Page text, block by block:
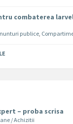
combaterea
publice,
– proba scrisa
/ Achizitii